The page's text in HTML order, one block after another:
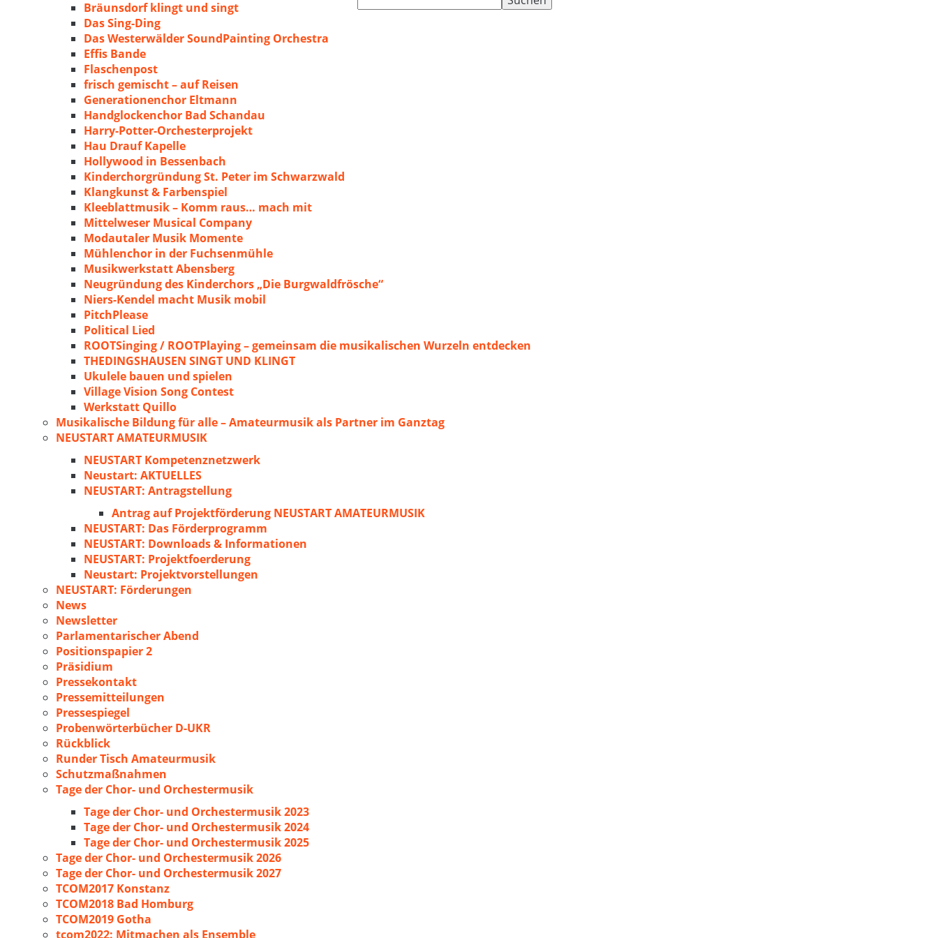
nach:
Bräunsdorf klingt und singt
Das Sing-Ding
Das Westerwälder SoundPainting Orchestra
Effis Bande
Flaschenpost
frisch gemischt – auf Reisen
Generationenchor Eltmann
Handglockenchor Bad Schandau
Harry-Potter-Orchesterprojekt
Hau Drauf Kapelle
Hollywood in Bessenbach
Kinderchorgründung St. Peter im Schwarzwald
Klangkunst & Farbenspiel
Kleeblattmusik – Komm raus… mach mit
Mittelweser Musical Company
Modautaler Musik Momente
Mühlenchor in der Fuchsenmühle
Musikwerkstatt Abensberg
Neugründung des Kinderchors „Die Burgwaldfrösche“
Niers-Kendel macht Musik mobil
PitchPlease
Political Lied
ROOTSinging / ROOTPlaying – gemeinsam die musikalischen Wurzeln entdecken
THEDINGSHAUSEN SINGT UND KLINGT
Ukulele bauen und spielen
Village Vision Song Contest
Werkstatt Quillo
Musikalische Bildung für alle – Amateurmusik als Partner im Ganztag
NEUSTART AMATEURMUSIK
NEUSTART Kompetenznetzwerk
Neustart: AKTUELLES
NEUSTART: Antragstellung
Antrag auf Projektförderung NEUSTART AMATEURMUSIK
NEUSTART: Das Förderprogramm
NEUSTART: Downloads & Informationen
NEUSTART: Projektfoerderung
Neustart: Projektvorstellungen
NEUSTART: Förderungen
News
Newsletter
Parlamentarischer Abend
Positionspapier 2
Präsidium
Pressekontakt
Pressemitteilungen
Pressespiegel
Probenwörterbücher D-UKR
Rückblick
Runder Tisch Amateurmusik
Schutzmaßnahmen
Tage der Chor- und Orchestermusik
Tage der Chor- und Orchestermusik 2023
Tage der Chor- und Orchestermusik 2024
Tage der Chor- und Orchestermusik 2025
Tage der Chor- und Orchestermusik 2026
Tage der Chor- und Orchestermusik 2027
TCOM2017 Konstanz
TCOM2018 Bad Homburg
TCOM2019 Gotha
tcom2022: Mitmachen als Ensemble